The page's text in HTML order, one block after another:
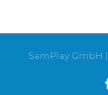
SamPlay GmbH |